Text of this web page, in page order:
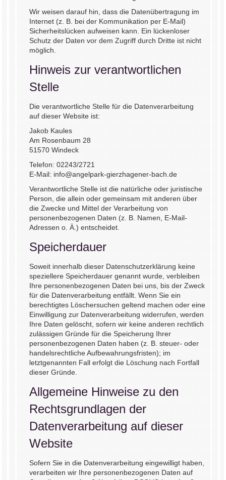
Wir weisen darauf hin, dass die Datenübertragung im
Internet (z. B. bei der Kommunikation per E-Mail)
Sicherheitslücken aufweisen kann. Ein lückenloser
Schutz der Daten vor dem Zugriff durch Dritte ist nicht
möglich.
Hinweis zur verantwortlichen
Stelle
Die verantwortliche Stelle für die Datenverarbeitung
auf dieser Website ist:
Jakob Kaules
Am Rosenbaum 28
51570 Windeck
Telefon: 02243/2721
E-Mail: info@angelpark-gierzhagener-bach.de
Verantwortliche Stelle ist die natürliche oder juristische
Person, die allein oder gemeinsam mit anderen über
die Zwecke und Mittel der Verarbeitung von
personenbezogenen Daten (z. B. Namen, E-Mail-
Adressen o. Ä.) entscheidet.
Speicherdauer
Soweit innerhalb dieser Datenschutzerklärung keine
speziellere Speicherdauer genannt wurde, verbleiben
Ihre personenbezogenen Daten bei uns, bis der Zweck
für die Datenverarbeitung entfällt. Wenn Sie ein
berechtigtes Löschersuchen geltend machen oder eine
Einwilligung zur Datenverarbeitung widerrufen, werden
Ihre Daten gelöscht, sofern wir keine anderen rechtlich
zulässigen Gründe für die Speicherung Ihrer
personenbezogenen Daten haben (z. B. steuer- oder
handelsrechtliche Aufbewahrungsfristen); im
letztgenannten Fall erfolgt die Löschung nach Fortfall
dieser Gründe.
Allgemeine Hinweise zu den
Rechtsgrundlagen der
Datenverarbeitung auf dieser
Website
Sofern Sie in die Datenverarbeitung eingewilligt haben,
verarbeiten wir Ihre personenbezogenen Daten auf